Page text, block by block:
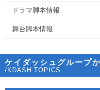
ドラマ脚本情報
舞台脚本情報
ケイダッシュグループ
/KDASH TOPICS